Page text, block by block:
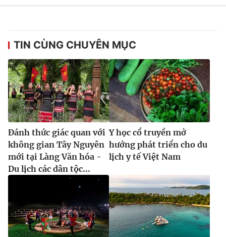
TIN CÙNG CHUYÊN MỤC
Đánh thức giác quan với
không gian Tây Nguyên
mới tại Làng Văn hóa -
Du lịch các dân tộc...
Y học cổ truyền mở
hướng phát triển cho du
lịch y tế Việt Nam